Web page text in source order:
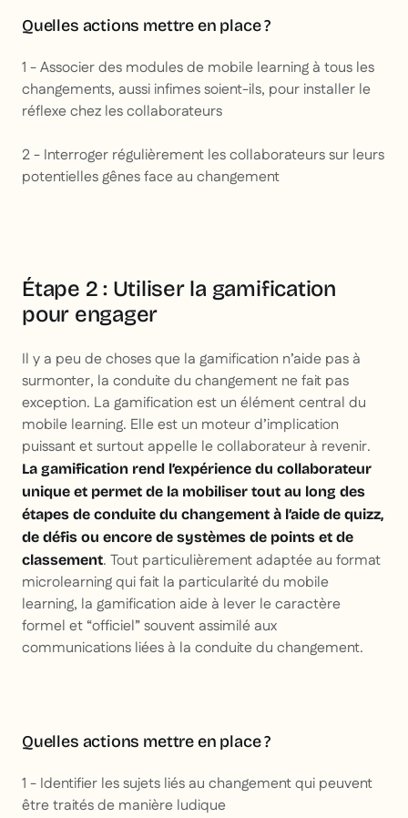
Quelles actions mettre en place ?
1 - Associer des modules de mobile learning à tous les
changements, aussi infimes soient-ils, pour installer le
réflexe chez les collaborateurs
2 - Interroger régulièrement les collaborateurs sur leurs
potentielles gênes face au changement
Étape 2 : Utiliser la gamification
pour engager
Il y a peu de choses que la gamification n’aide pas à
surmonter, la conduite du changement ne fait pas
exception. La gamification est un élément central du
mobile learning. Elle est un moteur d’implication
puissant et surtout appelle le collaborateur à revenir.
La gamification rend l’expérience du collaborateur
unique et permet de la mobiliser tout au long des
étapes de conduite du changement à l’aide de quizz,
de défis ou encore de systèmes de points et de
classement. Tout particulièrement adaptée au format
microlearning qui fait la particularité du mobile
learning, la gamification aide à lever le caractère
formel et “officiel” souvent assimilé aux
communications liées à la conduite du changement.
Quelles actions mettre en place ?
1 - Identifier les sujets liés au changement qui peuvent
être traités de manière ludique